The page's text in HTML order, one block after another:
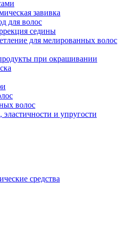
завивка
для волос
седины
для мелированных волос
при окрашивании
волос
и упругости
средства